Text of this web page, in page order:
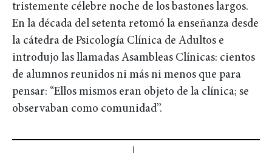
tristemente célebre noche de los bastones largos.
En la década del setenta retomó la enseñanza desde
la cátedra de Psicología Clínica de Adultos e
introdujo las llamadas Asambleas Clínicas: cientos
de alumnos reunidos ni más ni menos que para
pensar: “Ellos mismos eran objeto de la clínica; se
observaban como comunidad”.